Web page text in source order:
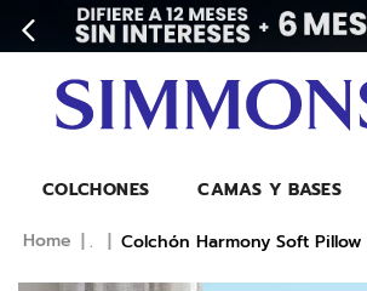
COLCHONES CAMAS Y BASES
. Colchón Harmony Soft